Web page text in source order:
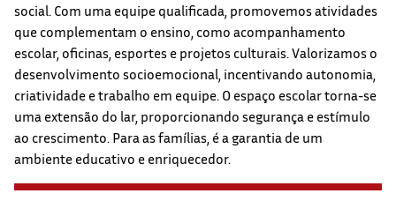
social. Com uma equipe qualificada, promovemos atividades
que complementam o ensino, como acompanhamento
escolar, oficinas, esportes e projetos culturais. Valorizamos o
desenvolvimento socioemocional, incentivando autonomia,
criatividade e trabalho em equipe. O espaço escolar torna-se
uma extensão do lar, proporcionando segurança e estímulo
ao crescimento. Para as famílias, é a garantia de um
ambiente educativo e enriquecedor.